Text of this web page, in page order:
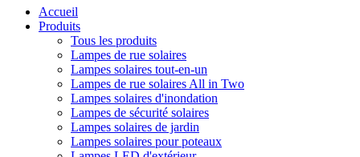
Accueil
Produits
Tous les produits
Lampes de rue solaires
Lampes solaires tout-en-un
Lampes de rue solaires All in Two
Lampes solaires d'inondation
Lampes de sécurité solaires
Lampes solaires de jardin
Lampes solaires pour poteaux